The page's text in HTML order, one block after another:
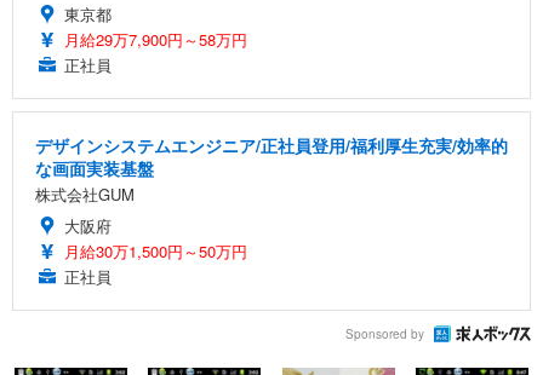
東京都
月給29万7,900円～58万円
正社員
デザインシステムエンジニア/正社員登用/福利厚生充実/効率的
な画面実装基盤
株式会社GUM
大阪府
月給30万1,500円～50万円
正社員
Sponsored by